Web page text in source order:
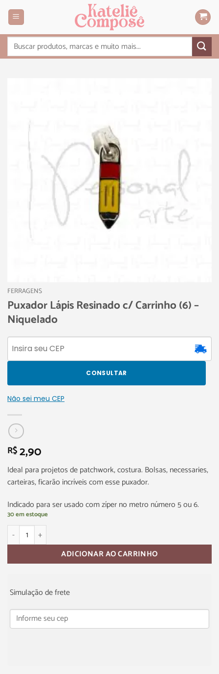
FERRAGENS
Puxador Lápis Resinado c/ Carrinho (6) –
Niquelado
CONSULTAR
Não sei meu CEP
R$2,90
Ideal para projetos de patchwork, costura. Bolsas, necessaries,
carteiras, ficarão incríveis com esse puxador.
Indicado para ser usado com zíper no metro número 5 ou 6.
30 em estoque
ADICIONAR AO CARRINHO
Simulação de frete